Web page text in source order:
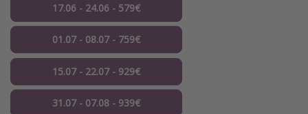
17.06 - 24.06 - 579€
01.07 - 08.07 - 759€
15.07 - 22.07 - 929€
31.07 - 07.08 - 939€